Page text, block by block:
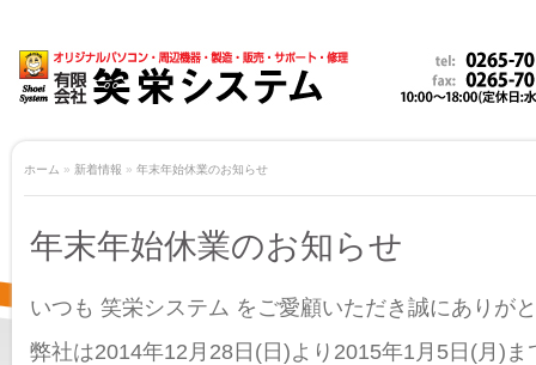
ホーム » 新着情報 » 年末年始休業のお知らせ
年末年始休業のお知らせ
いつも 笑栄システム をご愛顧いただき誠にありが
弊社は2014年12月28日(日)より2015年1月5日(月)